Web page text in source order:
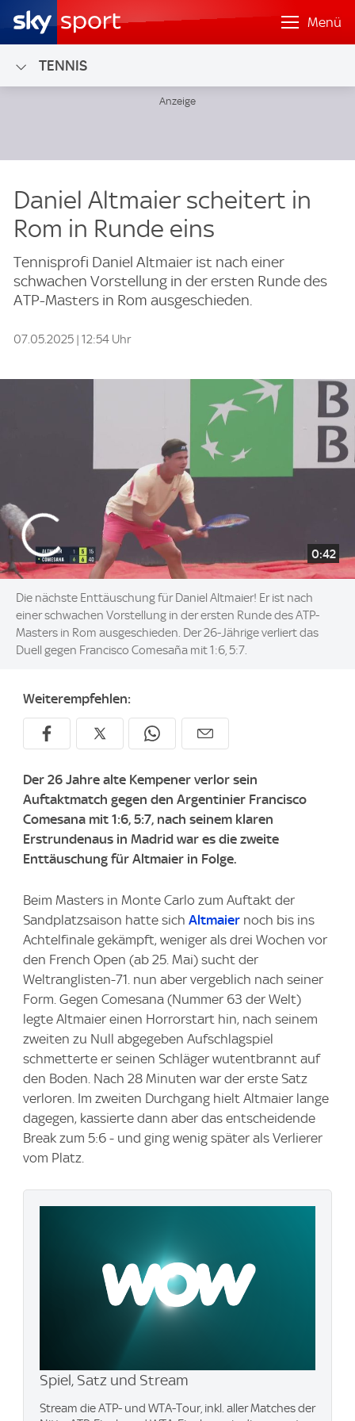
Menü
TENNIS
Daniel Altmaier scheitert in
Rom in Runde eins
Tennisprofi Daniel Altmaier ist nach einer
schwachen Vorstellung in der ersten Runde des
ATP-Masters in Rom ausgeschieden.
07.05.2025 | 12:54 Uhr
0:42
Die nächste Enttäuschung für Daniel Altmaier! Er ist nach
einer schwachen Vorstellung in der ersten Runde des ATP-
Masters in Rom ausgeschieden. Der 26-Jährige verliert das
Duell gegen Francisco Comesaña mit 1:6, 5:7.
Weiterempfehlen:
Der 26 Jahre alte Kempener verlor sein
Auftaktmatch gegen den Argentinier Francisco
Comesana mit 1:6, 5:7, nach seinem klaren
Erstrundenaus in Madrid war es die zweite
Enttäuschung für Altmaier in Folge.
Beim Masters in Monte Carlo zum Auftakt der
Sandplatzsaison hatte sich Altmaier noch bis ins
Achtelfinale gekämpft, weniger als drei Wochen vor
den French Open (ab 25. Mai) sucht der
Weltranglisten-71. nun aber vergeblich nach seiner
Form. Gegen Comesana (Nummer 63 der Welt)
legte Altmaier einen Horrorstart hin, nach seinem
zweiten zu Null abgegeben Aufschlagspiel
schmetterte er seinen Schläger wutentbrannt auf
den Boden. Nach 28 Minuten war der erste Satz
verloren. Im zweiten Durchgang hielt Altmaier lange
dagegen, kassierte dann aber das entscheidende
Break zum 5:6 - und ging wenig später als Verlierer
vom Platz.
Spiel, Satz und Stream
Stream die ATP- und WTA-Tour, inkl. aller Matches der